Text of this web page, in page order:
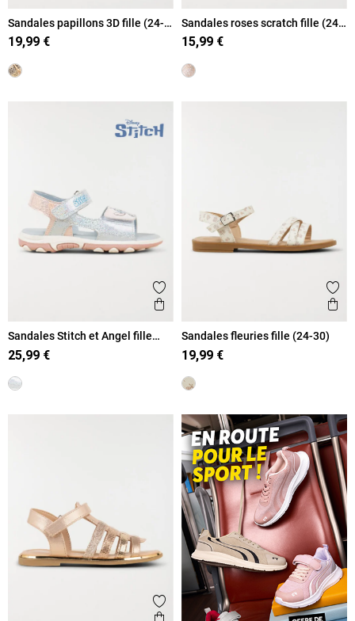
Sandales papillons 3D fille (24-
30)
19,99 €
Sandales roses scratch fille (24-
30)
15,99 €
Ajouter aux favoris
Aperçu rapide
Sandales Stitch et Angel fille
(24-30)
25,99 €
Sandales fleuries fille (24-30)
19,99 €
Ajouter aux favoris